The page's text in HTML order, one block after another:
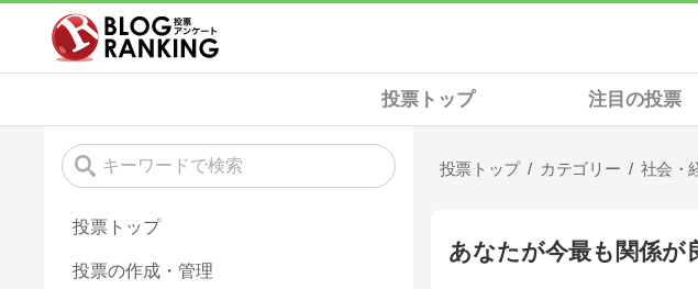
投票トップ 注目の投票
投票トップ カテゴリー 社会・
あなたが今最も関係が
投票トップ
投票の作成・管理